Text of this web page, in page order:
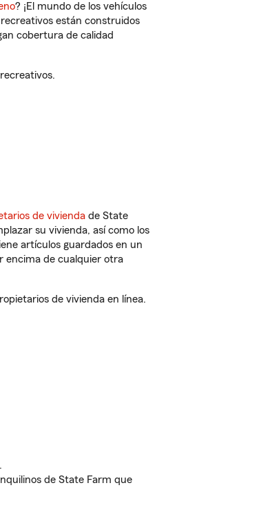
? ¡El mundo de los vehículos
están construidos
cobertura de calidad
de vivienda de State
su vivienda, así como los
artículos guardados en un
encima de cualquier otra
de vivienda en línea.
de State Farm que